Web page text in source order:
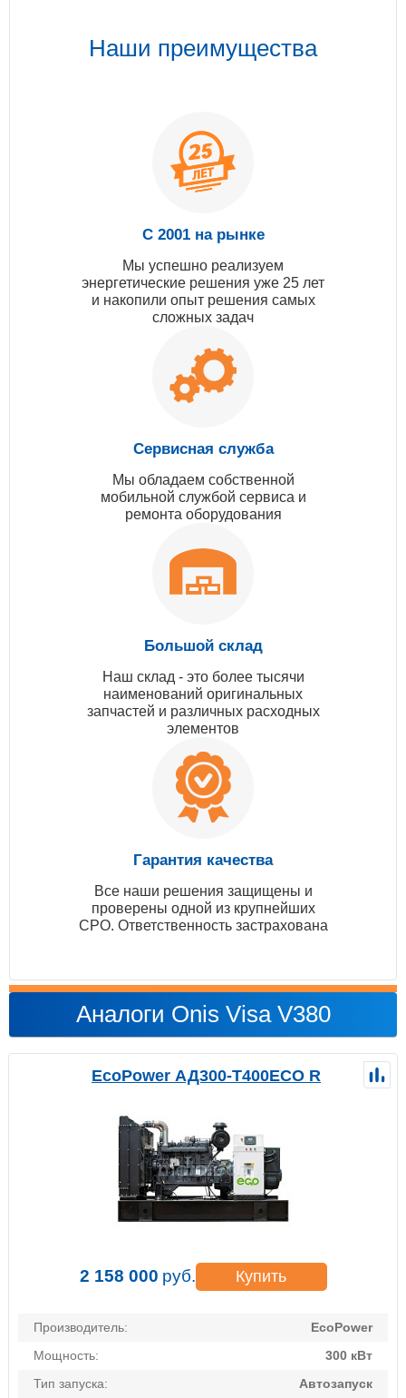
Наши преимущества
С 2001 на рынке
Мы успешно реализуем
энергетические решения уже 25 лет
и накопили опыт решения самых
сложных задач
Сервисная служба
Мы обладаем собственной
мобильной службой сервиса и
ремонта оборудования
Большой склад
Наш склад - это более тысячи
наименований оригинальных
запчастей и различных расходных
элементов
Гарантия качества
Все наши решения защищены и
проверены одной из крупнейших
СРО. Ответственность застрахована
Аналоги Onis Visa V380
EcoPower АД300-T400ECO R
2 158 000 руб. Купить
Производитель:
EcoPower
Мощность:
300 кВт
Тип запуска:
Автозапуск